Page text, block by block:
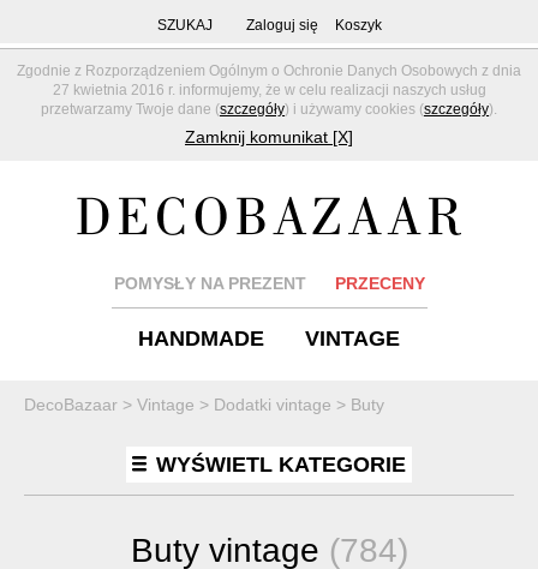
Zgodnie z Rozporządzeniem Ogólnym o Ochronie Danych Osobowych z dnia
27 kwietnia 2016 r. informujemy, że w celu realizacji naszych usług
przetwarzamy Twoje dane (szczegóły) i używamy cookies (szczegóły).
Zamknij komunikat [X]
SZUKAJ Zaloguj się Koszyk
POMYSŁY NA PREZENT PRZECENY
HANDMADE VINTAGE
DecoBazaar > Vintage > Dodatki vintage > Buty
WYŚWIETL KATEGORIE
Buty vintage (784)